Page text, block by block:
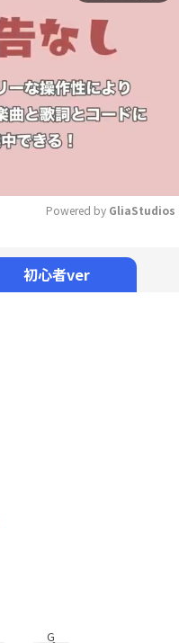
Powered by GliaStudios
初心者ver
G